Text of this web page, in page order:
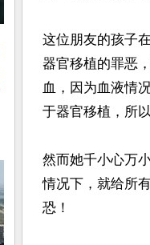
这位朋友的孩子
器官移植的罪恶
血，因为血液情
于器官移植，所
然而她千小心万
情况下，就给所
恐！